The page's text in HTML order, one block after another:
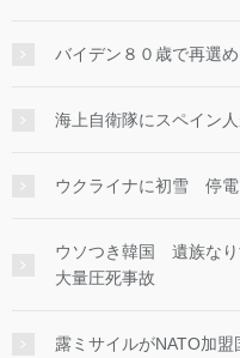
バイデン８０歳で再選
海上自衛隊にスペイン
ウクライナに初雪 停
ウソつき韓国 遺族な
大量圧死事故
露ミサイルがNATO加